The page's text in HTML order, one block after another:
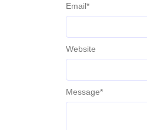
Message*
Email*
Website